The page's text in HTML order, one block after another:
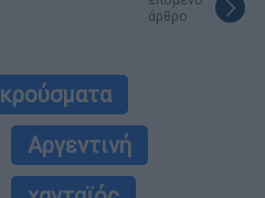
άρθρο
κρούσματα
Αργεντινή